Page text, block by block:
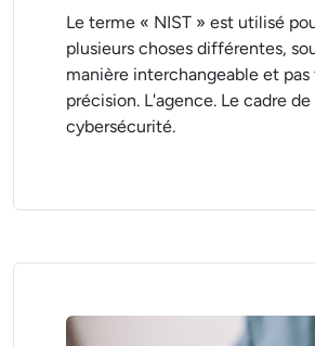
Le terme « NIST » est utilisé
plusieurs choses différentes,
manière interchangeable et pas
précision. L'agence. Le cadre de
cybersécurité.